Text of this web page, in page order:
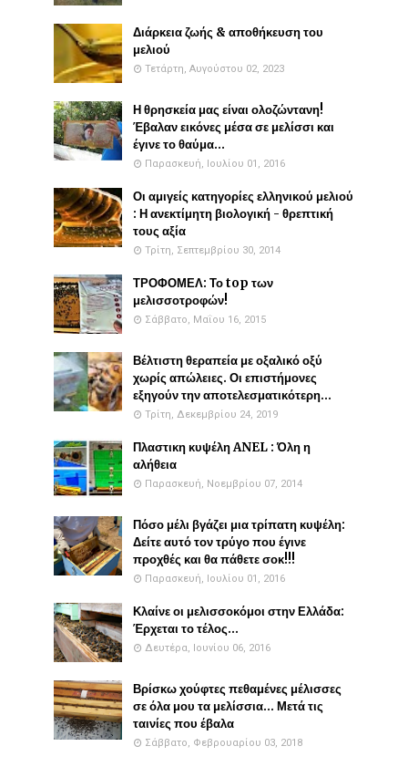
Διάρκεια ζωής & αποθήκευση του
μελιού
Τετάρτη, Αυγούστου 02, 2023
Η θρησκεία μας είναι ολοζώντανη!
Έβαλαν εικόνες μέσα σε μελίσσι και
έγινε το θαύμα...
Παρασκευή, Ιουλίου 01, 2016
Οι αμιγείς κατηγορίες ελληνικού μελιού
: Η ανεκτίμητη βιολογική - θρεπτική
τους αξία
Τρίτη, Σεπτεμβρίου 30, 2014
ΤΡΟΦΟΜΕΛ: Το top των
μελισσοτροφών!
Σάββατο, Μαΐου 16, 2015
Βέλτιστη θεραπεία με οξαλικό οξύ
χωρίς απώλειες. Οι επιστήμονες
εξηγούν την αποτελεσματικότερη...
Τρίτη, Δεκεμβρίου 24, 2019
Πλαστικη κυψέλη ANEL : Όλη η
αλήθεια
Παρασκευή, Νοεμβρίου 07, 2014
Πόσο μέλι βγάζει μια τρίπατη κυψέλη:
Δείτε αυτό τον τρύγο που έγινε
προχθές και θα πάθετε σοκ!!!
Παρασκευή, Ιουλίου 01, 2016
Κλαίνε οι μελισσοκόμοι στην Ελλάδα:
Έρχεται το τέλος...
Δευτέρα, Ιουνίου 06, 2016
Βρίσκω χούφτες πεθαμένες μέλισσες
σε όλα μου τα μελίσσια... Μετά τις
ταινίες που έβαλα
Σάββατο, Φεβρουαρίου 03, 2018